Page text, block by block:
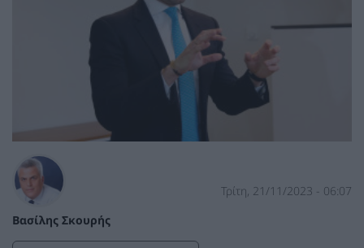
Βασίλης Σκουρής
Τρίτη, 21/11/2023 - 06:07